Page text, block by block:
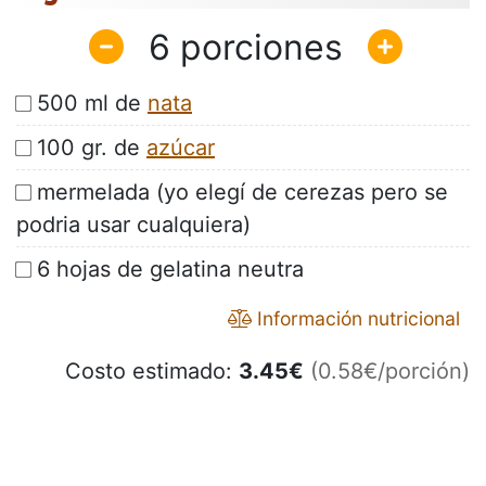
6
500 ml de nata
100 gr. de azúcar
mermelada (yo elegí de cerezas pero se
podria usar cualquiera)
6 hojas de gelatina neutra
Información nutricional
Costo estimado: 3.45€ (0.58€/porción)